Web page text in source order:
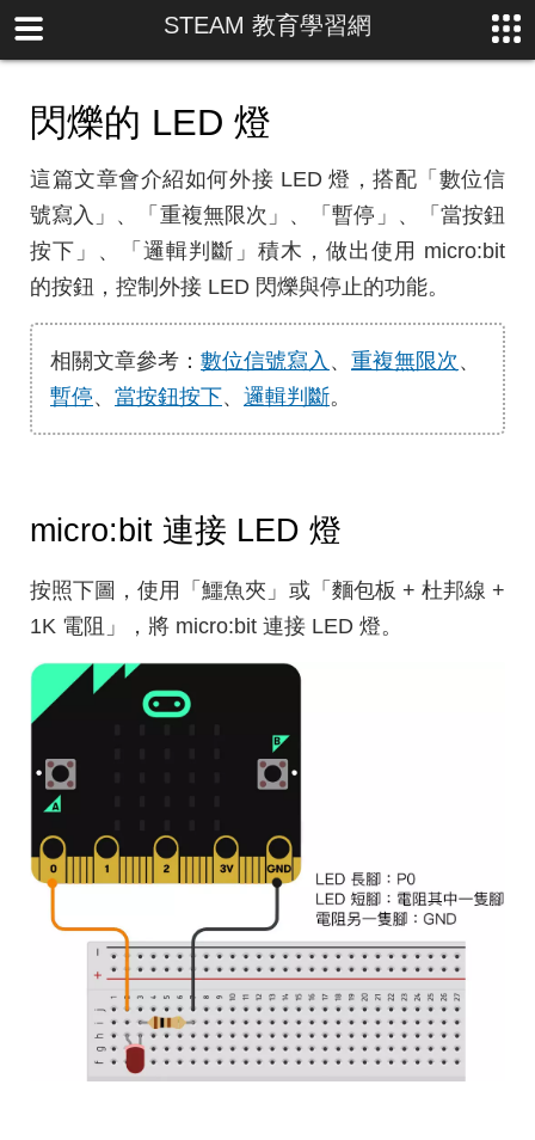
STEAM 教育學習網
閃爍的 LED 燈
這篇文章會介紹如何外接 LED 燈，搭配「數位信
號寫入」、「重複無限次」、「暫停」、「當按鈕
按下」、「邏輯判斷」積木，做出使用 micro:bit
的按鈕，控制外接 LED 閃爍與停止的功能。
相關文章參考： 數位信號寫入 、 重複無限次 、
暫停、 當按鈕按下、 邏輯判斷。
micro:bit 連接 LED 燈
按照下圖，使用「鱷魚夾」或「麵包板 + 杜邦線 +
1K 電阻」，將 micro:bit 連接 LED 燈。